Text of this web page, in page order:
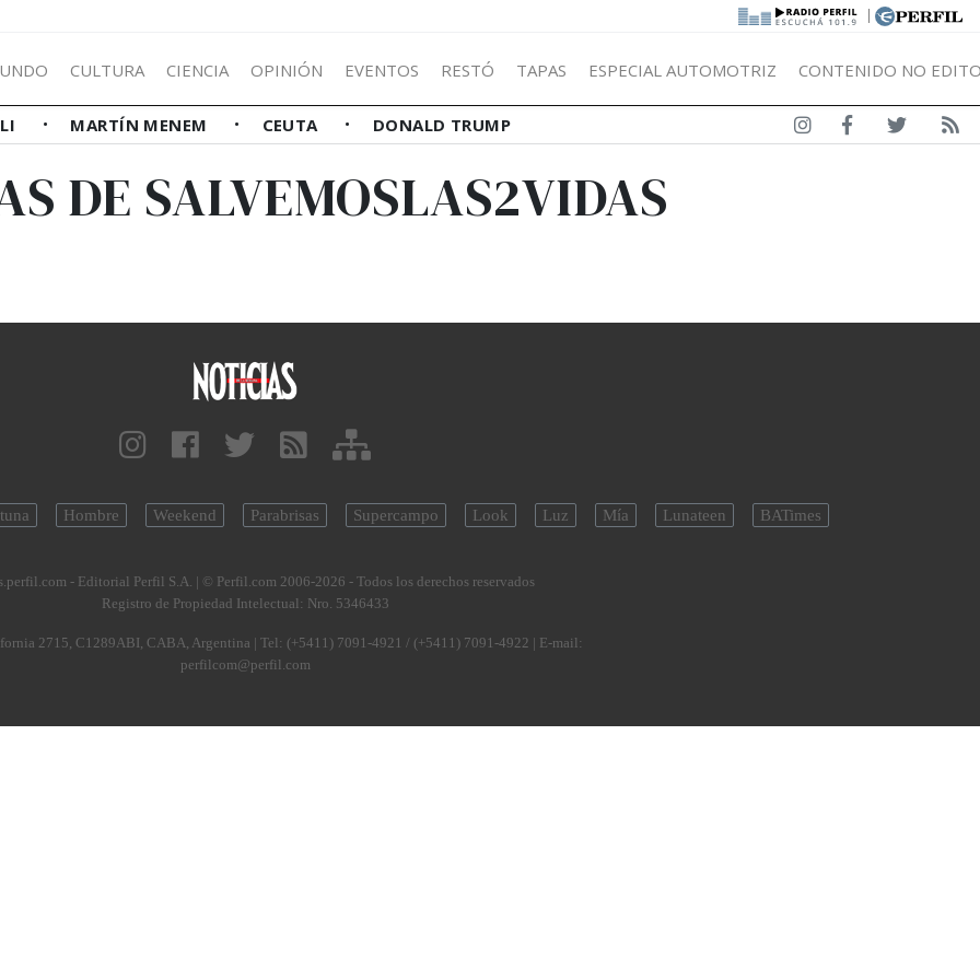
|
CULTURA CIENCIA OPINIÓN EVENTOS RESTÓ TAPAS ESPECIAL AUTOMOTRIZ CONTENIDO NO
MARTÍN MENEM CEUTA DONALD TRUMP
DE SALVEMOSLAS2VIDAS
Hombre Weekend Parabrisas Supercampo Look Luz Mía Lunateen BATimes
- Editorial Perfil S.A. | © Perfil.com 2006-2026 - Todos los derechos reservados
Registro de Propiedad Intelectual: Nro. 5346433
2715, C1289ABI, CABA, Argentina | Tel: (+5411) 7091-4921 / (+5411) 7091-4922 | E-mail:
perfilcom@perfil.com